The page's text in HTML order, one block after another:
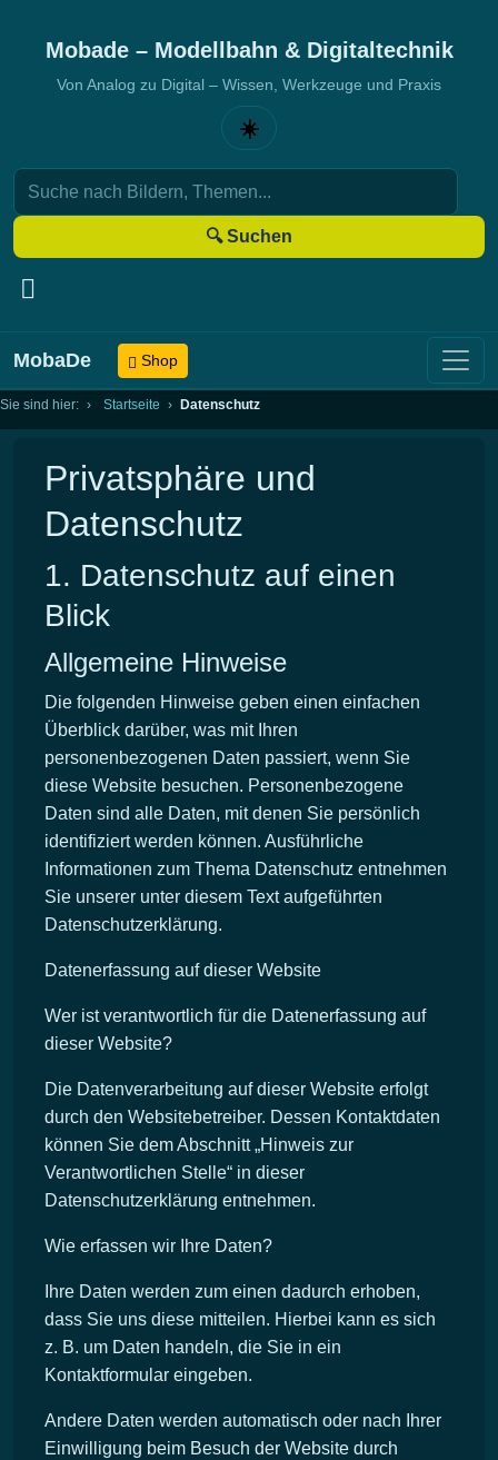
Mobade – Modellbahn & Digitaltechnik
Von Analog zu Digital – Wissen, Werkzeuge und Praxis
☀️
🔍 Suchen
MobaDe Shop
Sie sind hier: Startseite Datenschutz
Privatsphäre und
Datenschutz
1. Datenschutz auf einen
Blick
Allgemeine Hinweise
Die folgenden Hinweise geben einen einfachen
Überblick darüber, was mit Ihren
personenbezogenen Daten passiert, wenn Sie
diese Website besuchen. Personenbezogene
Daten sind alle Daten, mit denen Sie persönlich
identifiziert werden können. Ausführliche
Informationen zum Thema Datenschutz entnehmen
Sie unserer unter diesem Text aufgeführten
Datenschutzerklärung.
Datenerfassung auf dieser Website
Wer ist verantwortlich für die Datenerfassung auf
dieser Website?
Die Datenverarbeitung auf dieser Website erfolgt
durch den Websitebetreiber. Dessen Kontaktdaten
können Sie dem Abschnitt „Hinweis zur
Verantwortlichen Stelle“ in dieser
Datenschutzerklärung entnehmen.
Wie erfassen wir Ihre Daten?
Ihre Daten werden zum einen dadurch erhoben,
dass Sie uns diese mitteilen. Hierbei kann es sich
z. B. um Daten handeln, die Sie in ein
Kontaktformular eingeben.
Andere Daten werden automatisch oder nach Ihrer
Einwilligung beim Besuch der Website durch